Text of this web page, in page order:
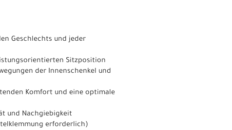
Geschlechts und jeder
Sitzposition
der Innenschenkel und
Komfort und eine optimale
und Nachgiebigkeit
erforderlich)